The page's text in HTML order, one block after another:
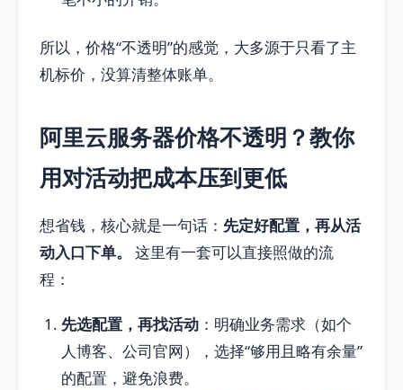
所以，价格“不透明”的感觉，大多源于只看了主
机标价，没算清整体账单。
阿里云服务器价格不透明？教你
用对活动把成本压到更低
想省钱，核心就是一句话： 先定好配置，再从活
动入口下单。
这里有一套可以直接照做的流
程：
先选配置，再找活动 ：明确业务需求（如个
人博客、公司官网），选择“够用且略有余量”
的配置，避免浪费。